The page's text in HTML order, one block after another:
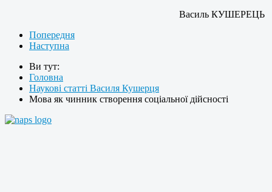
Василь КУШЕРЕЦЬ
Попередня
Наступна
Ви тут:
Головна
Наукові статті Василя Кушерця
Мова як чинник створення соціальної дійсності